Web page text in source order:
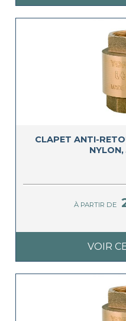
CLAPET ANTI-
À PARTIR DE
VOIR